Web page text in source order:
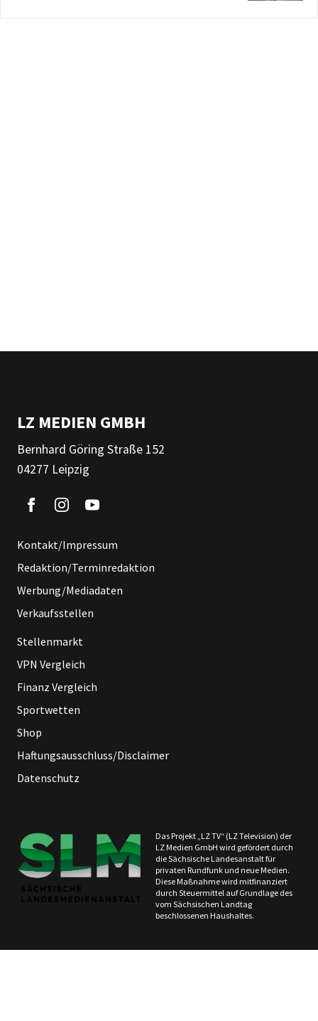
LZ MEDIEN GMBH
Bernhard Göring Straße 152
04277 Leipzig
Kontakt/Impressum
Redaktion/Terminredaktion
Werbung/Mediadaten
Verkaufsstellen
Stellenmarkt
VPN Vergleich
Finanz Vergleich
Sportwetten
Shop
Haftungsausschluss/Disclaimer
Datenschutz
Das Projekt „LZ TV“ (LZ Television) der
LZ Medien GmbH wird gefördert durch
die Sächsische Landesanstalt für
privaten Rundfunk und neue Medien.
Diese Maßnahme wird mitfinanziert
durch Steuermittel auf Grundlage des
vom Sächsischen Landtag
beschlossenen Haushaltes.